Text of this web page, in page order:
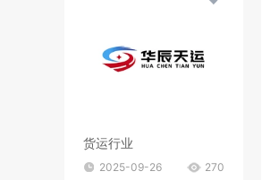
货运行业
2025-09-26 270